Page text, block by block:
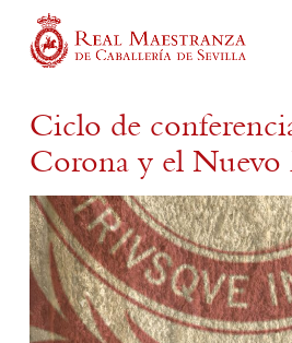
main
Ciclo de
Corona y el Nuevo